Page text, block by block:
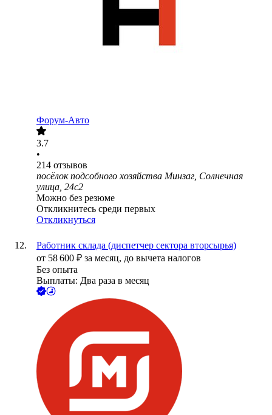
Форум-Авто
3.7
•
214 отзывов
посёлок подсобного хозяйства Минзаг, Солнечная
улица, 24с2
Можно без резюме
Откликнитесь среди первых
Откликнуться
Работник склада (диспетчер сектора вторсырья)
от 58 600 ₽ за месяц, до вычета налогов
Без опыта
Выплаты: Два раза в месяц